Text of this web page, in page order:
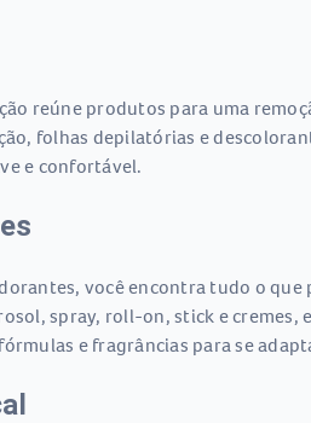
reúne produtos para uma
folhas depilatórias e
e confortável.
você encontra tudo o
spray, roll-on, stick e cremes,
e fragrâncias para se